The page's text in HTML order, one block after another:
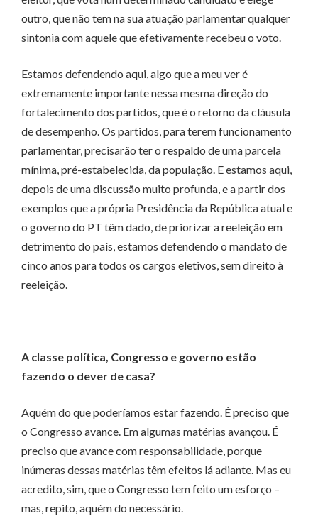
outro, que não tem na sua atuação parlamentar qualquer
sintonia com aquele que efetivamente recebeu o voto.
Estamos defendendo aqui, algo que a meu ver é
extremamente importante nessa mesma direção do
fortalecimento dos partidos, que é o retorno da cláusula
de desempenho. Os partidos, para terem funcionamento
parlamentar, precisarão ter o respaldo de uma parcela
mínima, pré-estabelecida, da população. E estamos aqui,
depois de uma discussão muito profunda, e a partir dos
exemplos que a própria Presidência da República atual e
o governo do PT têm dado, de priorizar a reeleição em
detrimento do país, estamos defendendo o mandato de
cinco anos para todos os cargos eletivos, sem direito à
reeleição.
A classe política, Congresso e governo estão
fazendo o dever de casa?
Aquém do que poderíamos estar fazendo. É preciso que
o Congresso avance. Em algumas matérias avançou. É
preciso que avance com responsabilidade, porque
inúmeras dessas matérias têm efeitos lá adiante. Mas eu
acredito, sim, que o Congresso tem feito um esforço –
mas, repito, aquém do necessário.